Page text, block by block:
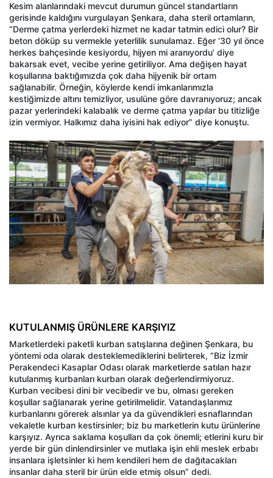
Kesim alanlarındaki mevcut durumun güncel standartların
gerisinde kaldığını vurgulayan Şenkara, daha steril ortamların,
“Derme çatma yerlerdeki hizmet ne kadar tatmin edici olur? Bir
beton döküp su vermekle yeterlilik sunulamaz. Eğer ‘30 yıl önce
herkes bahçesinde kesiyordu, hijyen mi aranıyordu’ diye
bakarsak evet, vecibe yerine getiriliyor. Ama değişen hayat
koşullarına baktığımızda çok daha hijyenik bir ortam
sağlanabilir. Örneğin, köylerde kendi imkanlarımızla
kestiğimizde altını temizliyor, usulüne göre davranıyoruz; ancak
pazar yerlerindeki kalabalık ve derme çatma yapılar bu titizliğe
izin vermiyor. Halkımız daha iyisini hak ediyor” diye konuştu.
KUTULANMIŞ ÜRÜNLERE KARŞIYIZ
Marketlerdeki paketli kurban satışlarına değinen Şenkara, bu
yöntemi oda olarak desteklemediklerini belirterek, “Biz İzmir
Perakendeci Kasaplar Odası olarak marketlerde satılan hazır
kutulanmış kurbanları kurban olarak değerlendirmiyoruz.
Kurban vecibesi dini bir vecibedir ve bu, olması gereken
koşullar sağlanarak yerine getirilmelidir. Vatandaşlarımız
kurbanlarını görerek alsınlar ya da güvendikleri esnaflarından
vekaletle kurban kestirsinler; biz bu marketlerin kutu ürünlerine
karşıyız. Ayrıca saklama koşulları da çok önemli; etlerini kuru bir
yerde bir gün dinlendirsinler ve mutlaka işin ehli meslek erbabı
insanlara işletsinler ki hem kendileri hem de dağıtacakları
insanlar daha steril bir ürün elde etmiş olsun” dedi.